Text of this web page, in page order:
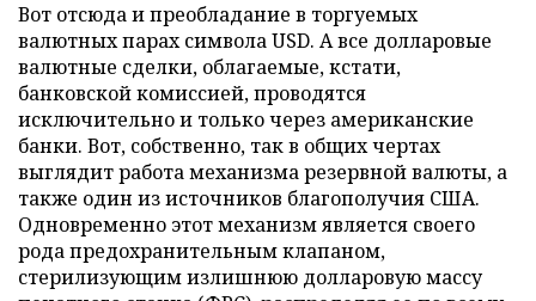
Вот отсюда и преобладание в торгуемых
валютных парах символа USD. А все долларовые
валютные сделки, облагаемые, кстати,
банковской комиссией, проводятся
исключительно и только через американские
банки. Вот, собственно, так в общих чертах
выглядит работа механизма резервной валюты, а
также один из источников благополучия США.
Одновременно этот механизм является своего
рода предохранительным клапаном,
стерилизующим излишнюю долларовую массу